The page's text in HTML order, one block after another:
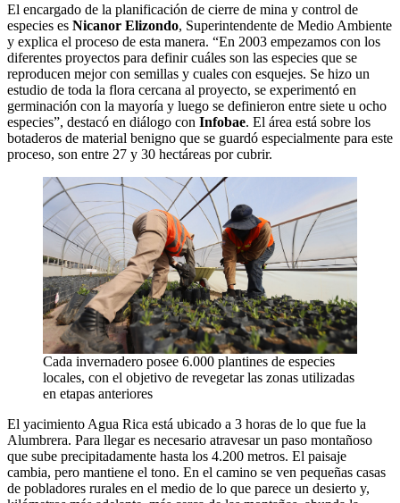
El encargado de la planificación de cierre de mina y control de
especies es Nicanor Elizondo, Superintendente de Medio Ambiente
y explica el proceso de esta manera. “En 2003 empezamos con los
diferentes proyectos para definir cuáles son las especies que se
reproducen mejor con semillas y cuales con esquejes. Se hizo un
estudio de toda la flora cercana al proyecto, se experimentó en
germinación con la mayoría y luego se definieron entre siete u ocho
especies”, destacó en diálogo con Infobae. El área está sobre los
botaderos de material benigno que se guardó especialmente para este
proceso, son entre 27 y 30 hectáreas por cubrir.
Cada invernadero posee 6.000 plantines de especies
locales, con el objetivo de revegetar las zonas utilizadas
en etapas anteriores
El yacimiento Agua Rica está ubicado a 3 horas de lo que fue la
Alumbrera. Para llegar es necesario atravesar un paso montañoso
que sube precipitadamente hasta los 4.200 metros. El paisaje
cambia, pero mantiene el tono. En el camino se ven pequeñas casas
de pobladores rurales en el medio de lo que parece un desierto y,